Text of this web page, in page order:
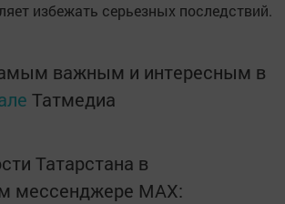
избежать серьезных последствий.
важным и интересным в
Татмедиа
Татарстана в
мессенджере MАХ: